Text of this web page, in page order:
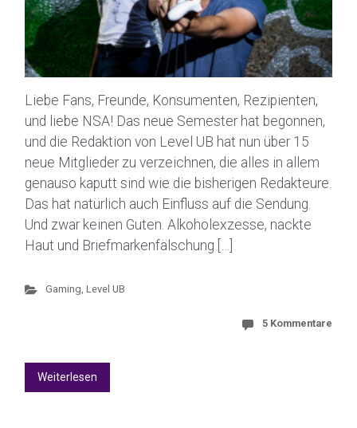
Liebe Fans, Freunde, Konsumenten, Rezipienten,
und liebe NSA! Das neue Semester hat begonnen,
und die Redaktion von Level UB hat nun über 15
neue Mitglieder zu verzeichnen, die alles in allem
genauso kaputt sind wie die bisherigen Redakteure.
Das hat natürlich auch Einfluss auf die Sendung.
Und zwar keinen Guten. Alkoholexzesse, nackte
Haut und Briefmarkenfälschung […]
Gaming, Level UB
5 Kommentare
Weiterlesen